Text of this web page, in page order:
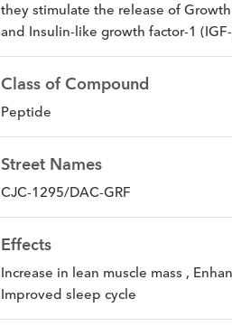
they stimulate the release of
and Insulin-like growth factor-1
Class of Compound
Peptide
Street Names
CJC-1295/DAC-GRF
Effects
Increase in lean muscle mass ,
Improved sleep cycle